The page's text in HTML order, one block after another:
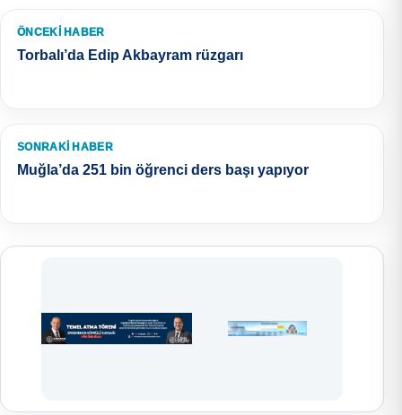
ÖNCEKI HABER
Torbalı’da Edip Akbayram rüzgarı
SONRAKI HABER
Muğla’da 251 bin öğrenci ders başı yapıyor